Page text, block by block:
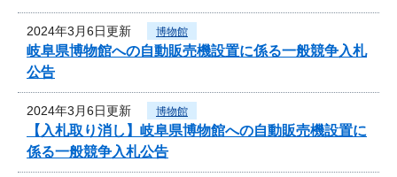
2024年3月6日更新 博物館
岐阜県博物館への自動販売機設置に係る一般競争入札
公告
2024年3月6日更新 博物館
【入札取り消し】岐阜県博物館への自動販売機設置に
係る一般競争入札公告